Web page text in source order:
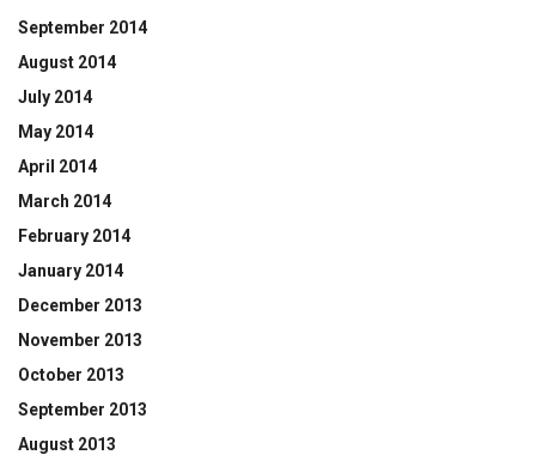
September 2014
August 2014
July 2014
May 2014
April 2014
March 2014
February 2014
January 2014
December 2013
November 2013
October 2013
September 2013
August 2013